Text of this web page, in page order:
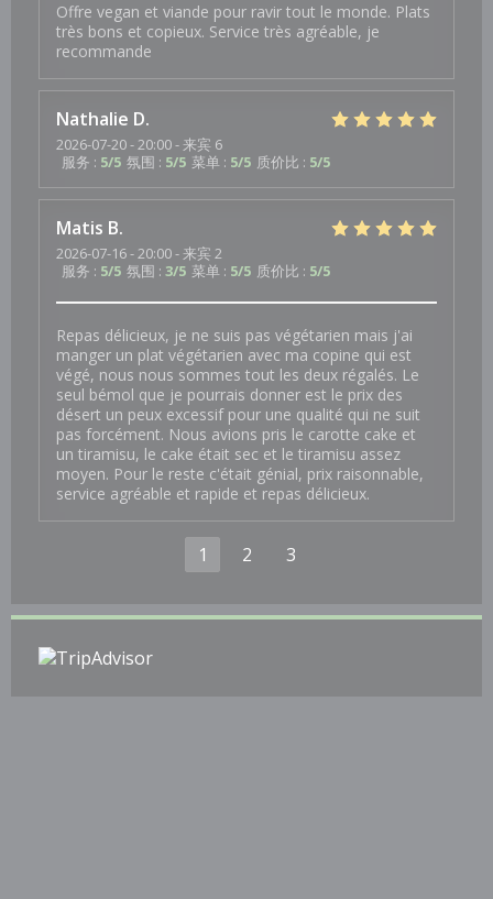
Offre vegan et viande pour ravir tout le monde. Plats
très bons et copieux. Service très agréable, je
recommande
Nathalie D
2026-07-20- 20:00 - 来宾 6
服务 : 5/5 氛围 : 5/5 菜单 : 5/5 质价比 : 5/5
Matis B
2026-07-16- 20:00 - 来宾 2
服务 : 5/5 氛围 : 3/5 菜单 : 5/5 质价比 : 5/5
Repas délicieux, je ne suis pas végétarien mais j'ai
manger un plat végétarien avec ma copine qui est
végé, nous nous sommes tout les deux régalés. Le
seul bémol que je pourrais donner est le prix des
désert un peux excessif pour une qualité qui ne suit
pas forcément. Nous avions pris le carotte cake et
un tiramisu, le cake était sec et le tiramisu assez
moyen. Pour le reste c'était génial, prix raisonnable,
service agréable et rapide et repas délicieux.
1 2 3